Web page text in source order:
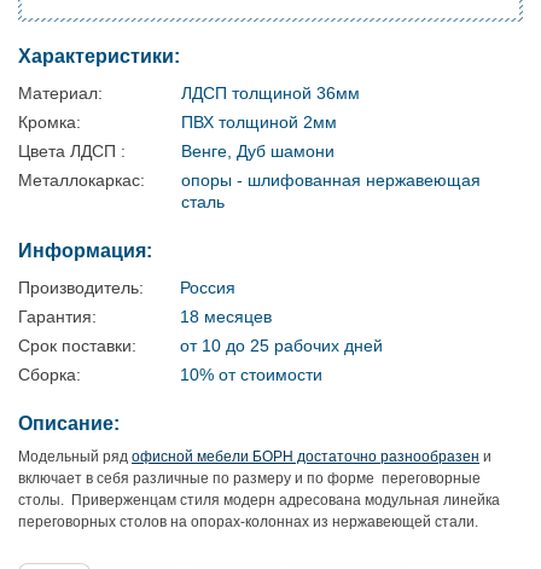
Характеристики:
Материал:
ЛДСП толщиной 36мм
Кромка:
ПВХ толщиной 2мм
Цвета ЛДСП :
Венге, Дуб шамони
Металлокаркас:
опоры - шлифованная нержавеющая
сталь
Информация:
Производитель:
Россия
Гарантия:
18 месяцев
Срок поставки:
от 10 до 25 рабочих дней
Сборка:
10% от стоимости
Описание:
Модельный ряд офисной мебели БОРН достаточно разнообразен и
включает в себя различные по размеру и по форме переговорные
столы. Приверженцам стиля модерн адресована модульная линейка
переговорных столов на опорах-колоннах из нержавеющей стали.